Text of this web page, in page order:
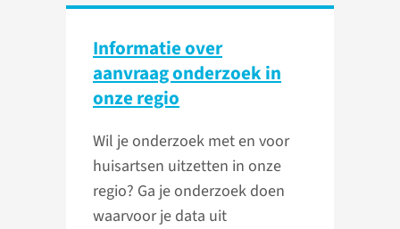
Informatie over
aanvraag onderzoek in
onze regio
Wil je onderzoek met en voor
huisartsen uitzetten in onze
regio? Ga je onderzoek doen
waarvoor je data uit